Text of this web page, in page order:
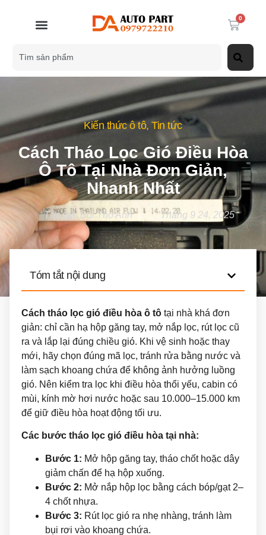
0
Kiến thức ô tô,Tin tức
Cách Tháo Lọc Gió Điều Hòa
Ô Tô Tại Nhà Đơn Giản,
Nhanh Nhất
Tác giả: Bùi Thọ Anh Tháng 9 24, 2025
Tóm tắt nội dung
Cách tháo lọc gió điều hòa ô tô tại nhà khá đơn
giản: chỉ cần hạ hộp găng tay, mở nắp lọc, rút lọc cũ
ra và lắp lại đúng chiều gió. Khi vệ sinh hoặc thay
mới, hãy chọn đúng mã lọc, tránh rửa bằng nước và
làm sạch khoang chứa để không ảnh hưởng luồng
gió. Nên kiểm tra lọc khi điều hòa thổi yếu, cabin có
mùi, kính mờ hơi nước hoặc sau 10.000–15.000 km
để giữ điều hòa hoạt động tối ưu.
Các bước tháo lọc gió điều hòa tại nhà:
Bước 1: Mở hộp găng tay, tháo chốt hoặc dây
giảm chấn để hạ hộp xuống.
Bước 2: Mở nắp hộp lọc bằng cách bóp/gạt 2–
4 chốt nhựa.
Bước 3: Rút lọc gió ra nhẹ nhàng, tránh làm
bụi rơi vào khoang chứa.